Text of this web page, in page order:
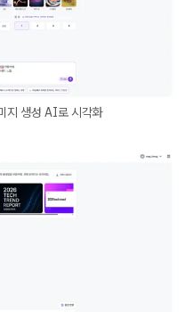
지 생성 AI로 시각화